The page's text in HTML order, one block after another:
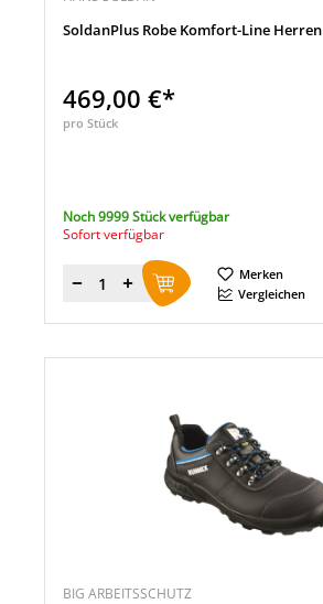
SoldanPlus Robe Komfort-Line Herren
469,00 €*
pro Stück
Noch 9999 Stück verfügbar
Sofort verfügbar
Menge
Merken
Vergleichen
BIG ARBEITSSCHUTZ